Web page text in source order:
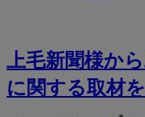
上毛新聞様か
に関する取材